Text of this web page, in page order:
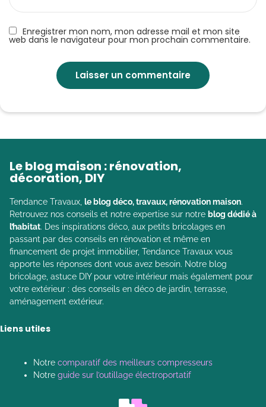
Enregistrer mon nom, mon adresse mail et mon site
web dans le navigateur pour mon prochain commentaire.
Le blog maison : rénovation,
décoration, DIY
Tendance Travaux, le blog déco, travaux, rénovation maison.
Retrouvez nos conseils et notre expertise sur notre blog dédié à
l’habitat. Des inspirations déco, aux petits bricolages en
passant par des conseils en rénovation et même en
financement de projet immobilier, Tendance Travaux vous
apporte les réponses dont vous avez besoin. Notre blog
bricolage, astuce DIY pour votre intérieur mais également pour
votre extérieur : des conseils en déco de jardin, terrasse,
aménagement extérieur.
Liens utiles
Notre comparatif des meilleurs compresseurs
Notre guide sur l’outillage électroportatif